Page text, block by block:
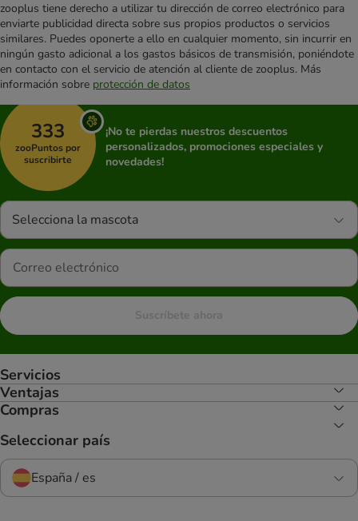
zooplus tiene derecho a utilizar tu dirección de correo electrónico para
enviarte publicidad directa sobre sus propios productos o servicios
similares. Puedes oponerte a ello en cualquier momento, sin incurrir en
ningún gasto adicional a los gastos básicos de transmisión, poniéndote
en contacto con el servicio de atención al cliente de zooplus. Más
información sobre protección de datos
333
zooPuntos por
suscribirte
¡No te pierdas nuestros descuentos
personalizados, promociones especiales y
novedades!
Selecciona la mascota
Suscríbete ahora
Servicios
Ventajas
Compras
Seleccionar país
España / es